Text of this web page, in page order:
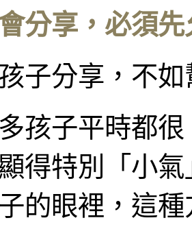
分享，必須
子分享，不
孩子平時都
得特別「小
的眼裡，這